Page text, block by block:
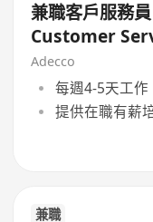
兼職客戶服務
Customer
Adecco
每週4-5天工作
提供在職有薪
兼職